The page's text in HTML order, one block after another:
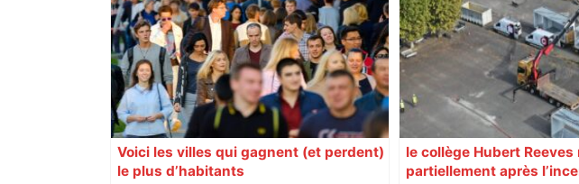
Voici les villes qui gagnent (et perdent)
le plus d’habitants
le collège Hubert Reeves
partiellement après